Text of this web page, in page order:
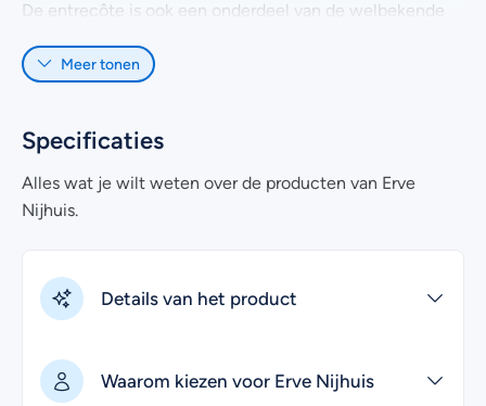
De entrecôte is ook een onderdeel van de welbekende
(kleine deel) en de entrecôte (grootste deel). Samen
te danken.
Tip: om vleessappen te bewaren is het belangrijk dat je
niet in het vlees gaat prikken.
entrecote? Kijk dan eens bij de
Uiteraard kan je voor meer informatie ook contact met
Meer tonen
Specificaties
Alles wat je wilt weten over de producten van Erve
Nijhuis.
Details van het product
Waarom kiezen voor Erve Nijhuis